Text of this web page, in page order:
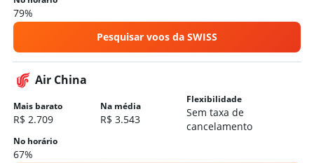
79%
Pesquisar voos da SWISS
Air China
Mais barato
R$ 2.709
Na média
R$ 3.543
Flexibilidade
Sem taxa de
cancelamento
No horário
67%